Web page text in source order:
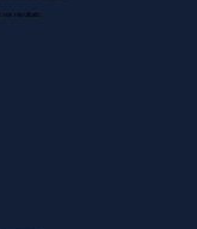
résultats.